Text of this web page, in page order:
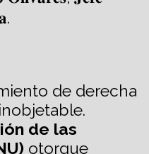
de derecha
de las
otorgue